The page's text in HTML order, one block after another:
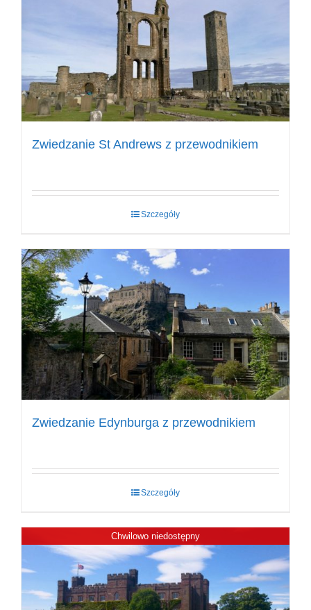
Zwiedzanie St Andrews z przewodnikiem
Szczegóły
Zwiedzanie Edynburga z przewodnikiem
Szczegóły
Chwilowo niedostępny